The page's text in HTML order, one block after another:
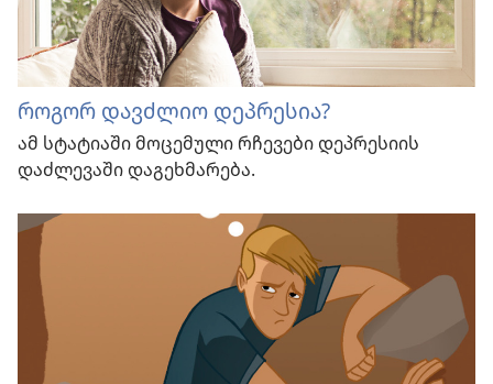
როგორ დავძლიო დეპრესია?
ამ სტატიაში მოცემული რჩევები დეპრესიის
დაძლევაში დაგეხმარება.